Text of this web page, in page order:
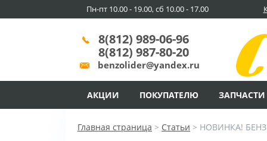
Пн-пт 10.00 - 19.00, сб 10.00 - 17.00
8(812) 989-06-96
8(812) 987-80-20
benzolider@yandex.ru
АКЦИИ ПОКУПАТЕЛЮ ЗАПЧАСТИ
Главная страница > Статьи > НОВИНКА!